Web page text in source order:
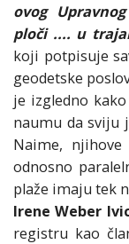
ovog
ploči .... u
koji potpisuje
geodetske
je izgledno kako
naumu da sviju
Naime,
odnosno
plaže imaju tek
Irene Weber
registru kao